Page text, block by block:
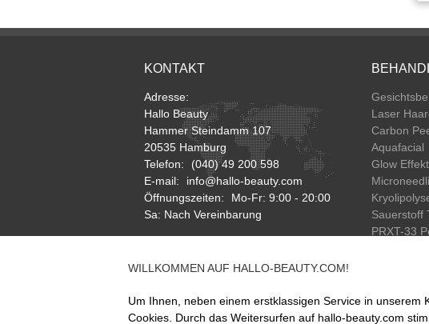
KONTAKT
Adresse:
Hallo Beauty
Hammer Steindamm 107
20535 Hamburg
Telefon:
(040) 49 200 598
E-mail:
info@hallo-beauty.com
Öffnungszeiten:
Mo-Fr: 9:00 - 20:00
Sa: Nach Vereinbarung
Laser
Carbon
Aquafacial
Glow
Sauerstoff
PRXT-33
WILLKOMMEN AUF HALLO-BEAUTY.COM!
Um Ihnen, neben einem erstklassigen Service in
Cookies. Durch das Weitersurfen auf hallo-beauty.com